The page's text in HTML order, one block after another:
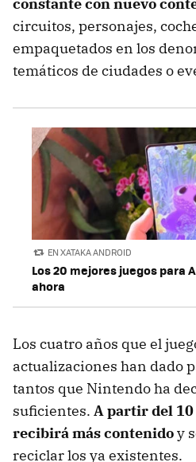
constante con nuevo
circuitos, personajes,
empaquetados en los
temáticos de ciudades o
EN XATAKA ANDROID
Los 20 mejores juegos para
ahora
Los cuatro años que el
actualizaciones han dado
tantos que Nintendo ha
suficientes. A partir del
recibirá más contenidoy
reciclar los ya existentes.